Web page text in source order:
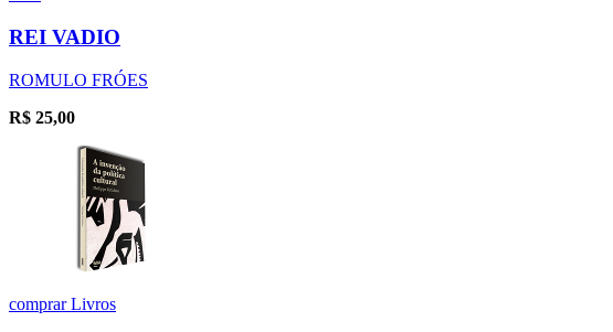
REI VADIO
ROMULO FRÓES
R$ 25,00
comprarLivros